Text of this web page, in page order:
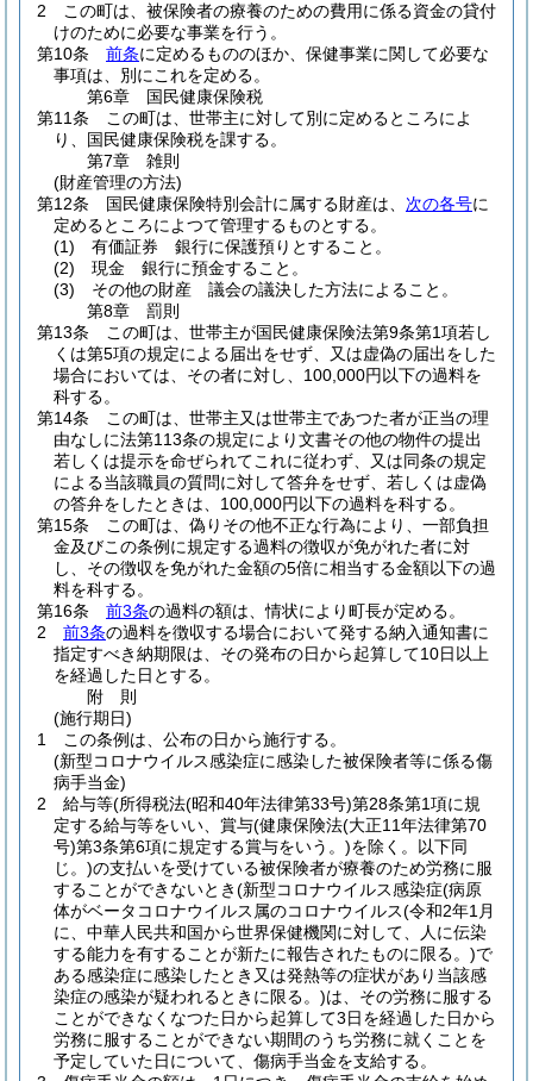
2
この町は、被保険者の療養のための費用に係る資金の貸付
けのために必要な事業を行う。
第10条
前条に定めるもののほか、保健事業に関して必要な
事項は、別にこれを定める。
第6章
国民健康保険税
第11条
この町は、世帯主に対して別に定めるところによ
り、国民健康保険税を課する。
第7章
雑則
(財産管理の方法)
第12条
国民健康保険特別会計に属する財産は、 次の各号に
定めるところによつて管理するものとする。
(1)
有価証券 銀行に保護預りとすること。
(2)
現金 銀行に預金すること。
(3)
その他の財産 議会の議決した方法によること。
第8章
罰則
第13条
この町は、世帯主が国民健康保険法第9条第1項若し
くは第5項の規定による届出をせず、又は虚偽の届出をした
場合においては、その者に対し、100,000円以下の過料を
科する。
第14条
この町は、世帯主又は世帯主であつた者が正当の理
由なしに法第113条の規定により文書その他の物件の提出
若しくは提示を命ぜられてこれに従わず、又は同条の規定
による当該職員の質問に対して答弁をせず、若しくは虚偽
の答弁をしたときは、100,000円以下の過料を科する。
第15条
この町は、偽りその他不正な行為により、一部負担
金及びこの条例に規定する過料の徴収が免がれた者に対
し、その徴収を免がれた金額の5倍に相当する金額以下の過
料を科する。
第16条
前3条の過料の額は、情状により町長が定める。
2
前3条の過料を徴収する場合において発する納入通知書に
指定すべき納期限は、その発布の日から起算して10日以上
を経過した日とする。
附 則
(施行期日)
1
この条例は、公布の日から施行する。
(新型コロナウイルス感染症に感染した被保険者等に係る傷
病手当金)
2
給与等(所得税法(昭和40年法律第33号)第28条第1項に規
定する給与等をいい、賞与(健康保険法(大正11年法律第70
号)第3条第6項に規定する賞与をいう。)を除く。以下同
じ。)の支払いを受けている被保険者が療養のため労務に服
することができないとき(新型コロナウイルス感染症(病原
体がベータコロナウイルス属のコロナウイルス(令和2年1月
に、中華人民共和国から世界保健機関に対して、人に伝染
する能力を有することが新たに報告されたものに限る。)で
ある感染症に感染したとき又は発熱等の症状があり当該感
染症の感染が疑われるときに限る。)は、その労務に服する
ことができなくなつた日から起算して3日を経過した日から
労務に服することができない期間のうち労務に就くことを
予定していた日について、傷病手当金を支給する。